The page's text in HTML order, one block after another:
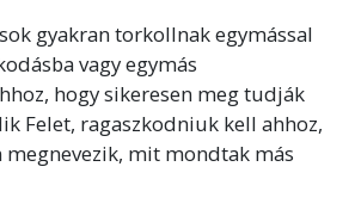
gyakran torkollnak egymással
vagy egymás
hogy sikeresen meg tudják
Felet, ragaszkodniuk kell ahhoz,
megnevezik, mit mondtak más